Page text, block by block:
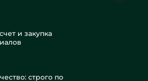
и закупка
строго по